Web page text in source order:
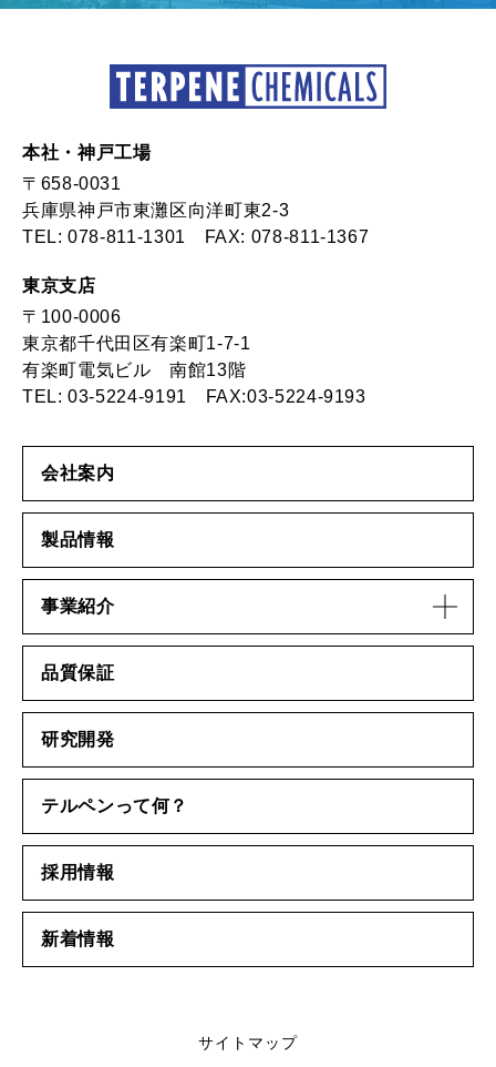
本社・神戸工場
〒658-0031
兵庫県神戸市東灘区向洋町東2-3
TEL:078-811-1301 FAX: 078-811-1367
東京支店
〒100-0006
東京都千代田区有楽町1-7-1
有楽町電気ビル 南館13階
TEL:03-5224-9191 FAX:03-5224-9193
会社案内
製品情報
事業紹介
品質保証
研究開発
テルペンって何？
採用情報
新着情報
サイトマップ